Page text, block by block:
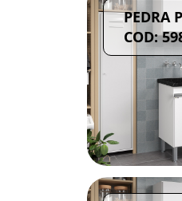
PEDRA
COD: